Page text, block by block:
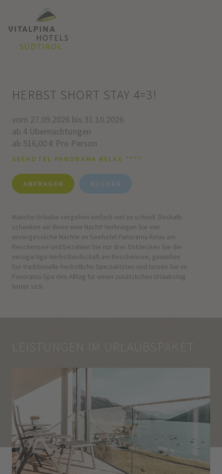
HERBST SHORT STAY 4=3!
vom 27.09.2026 bis 31.10.2026
ab 4 Übernachtungen
ab 516,00 € Pro Person
SEEHOTEL PANORAMA RELAX ****
ANFRAGEN BUCHEN
Manche Urlaube vergehen einfach viel zu schnell. Deshalb
schenken wir Ihnen eine Nacht! Verbringen Sie vier
unvergessliche Nächte im Seehotel Panorama Relax am
Reschensee und bezahlen Sie nur drei. Entdecken Sie die
einzigartige Herbstlandschaft am Reschensee, genießen
Sie traditionelle herbstliche Spezialitäten und lassen Sie im
Panorama-Spa den Alltag für einen zusätzlichen Urlaubstag
hinter sich.
LEISTUNGEN IM URLAUBSPAKET